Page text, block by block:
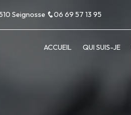
Seignosse 06 69 57 13 95
ACCUEIL QUI SUIS-JE